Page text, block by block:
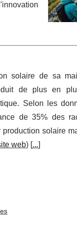
solaire de sa
de plus en
Selon les
de 35% des
solaire
web) [...]